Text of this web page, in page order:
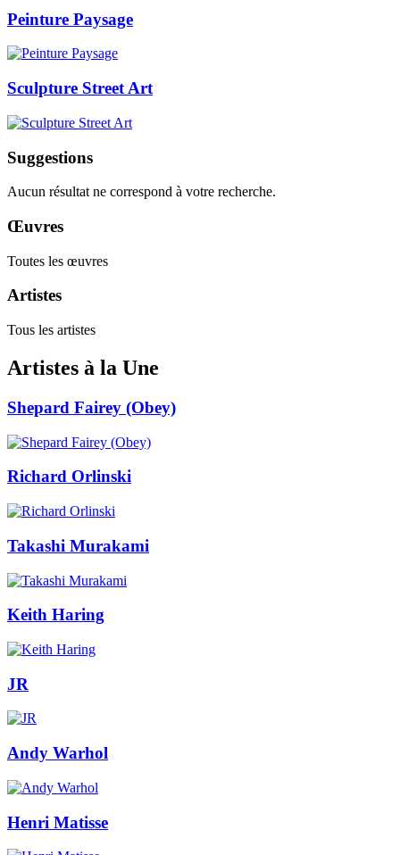
Peinture Paysage
Sculpture Street Art
Suggestions
Aucun résultat ne correspond à votre recherche.
Œuvres
Toutes les œuvres
Artistes
Tous les artistes
Artistes à la Une
Shepard Fairey (Obey)
Richard Orlinski
Takashi Murakami
Keith Haring
JR
Andy Warhol
Henri Matisse